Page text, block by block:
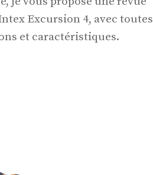
Excursion 4, avec toutes
et caractéristiques.